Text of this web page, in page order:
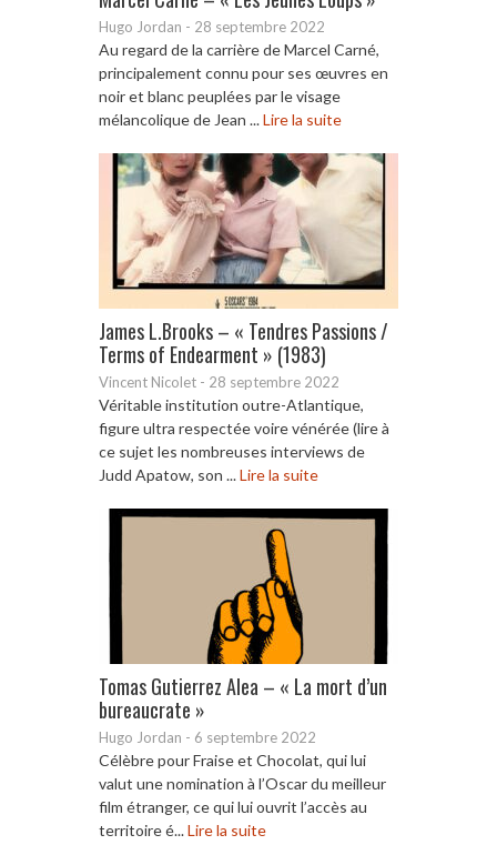
Hugo Jordan - 28 septembre 2022
Au regard de la carrière de Marcel Carné,
principalement connu pour ses œuvres en
noir et blanc peuplées par le visage
mélancolique de Jean ...Lire la suite
James L.Brooks – « Tendres Passions /
Terms of Endearment » (1983)
Vincent Nicolet - 28 septembre 2022
Véritable institution outre-Atlantique,
figure ultra respectée voire vénérée (lire à
ce sujet les nombreuses interviews de
Judd Apatow, son ...Lire la suite
Tomas Gutierrez Alea – « La mort d’un
bureaucrate »
Hugo Jordan - 6 septembre 2022
Célèbre pour Fraise et Chocolat, qui lui
valut une nomination à l’Oscar du meilleur
film étranger, ce qui lui ouvrit l’accès au
territoire é...Lire la suite